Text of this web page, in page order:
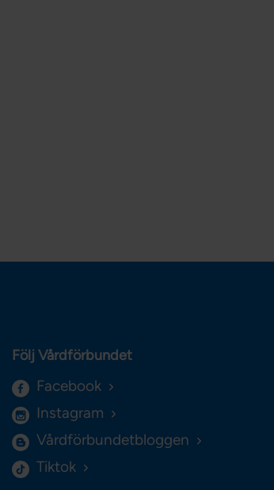
Följ Vårdförbundet
Facebook
Instagram
Vårdförbundetbloggen
Tiktok